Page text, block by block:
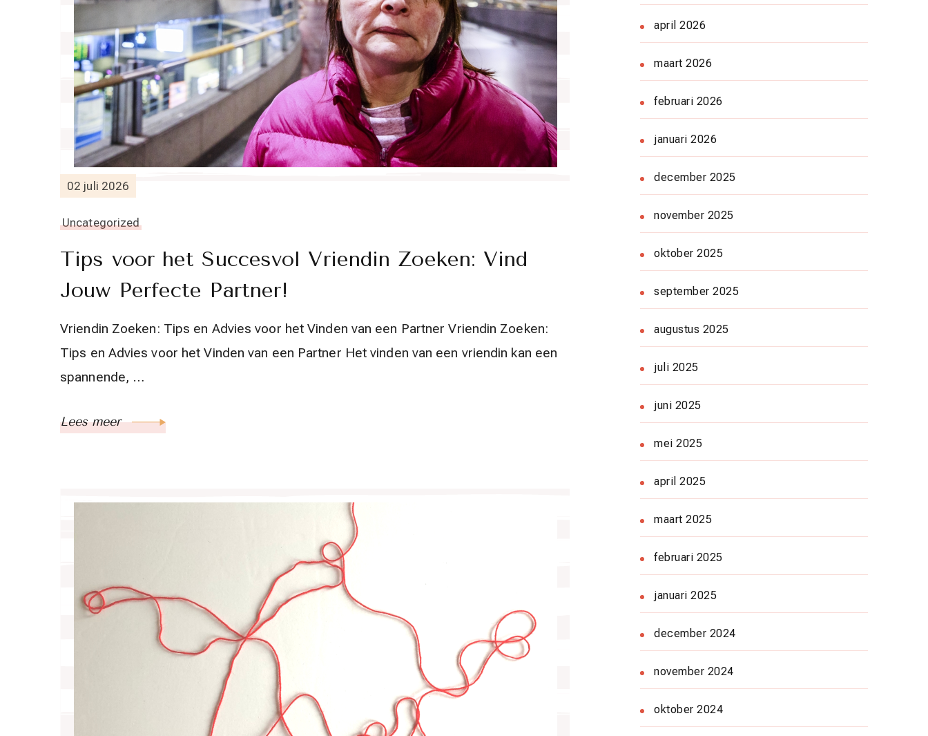
02 juli 2026
Uncategorized
Tips voor het Succesvol Vriendin Zoeken: Vind
Jouw Perfecte Partner!
Vriendin Zoeken: Tips en Advies voor het Vinden van een Partner Vriendin Zoeken:
Tips en Advies voor het Vinden van een Partner Het vinden van een vriendin kan een
spannende, …
Lees meer
april 2026
maart 2026
februari 2026
januari 2026
december 2025
november 2025
oktober 2025
september 2025
augustus 2025
juli 2025
juni 2025
mei 2025
april 2025
maart 2025
februari 2025
januari 2025
december 2024
november 2024
oktober 2024